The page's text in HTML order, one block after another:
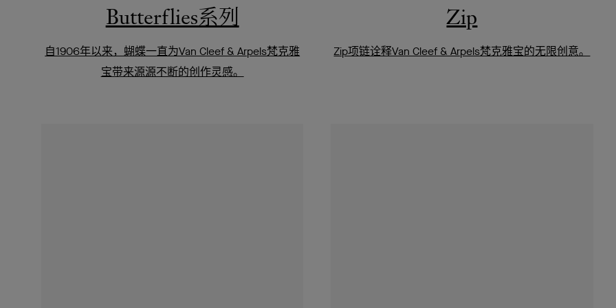
Butterflies系列
自1906年以来，蝴蝶一直为Van Cleef & Arpels梵克雅
宝带来源源不断的创作灵感。
Zip
Zip项链诠释Van Cleef & Arpels梵克雅宝的无限创意。